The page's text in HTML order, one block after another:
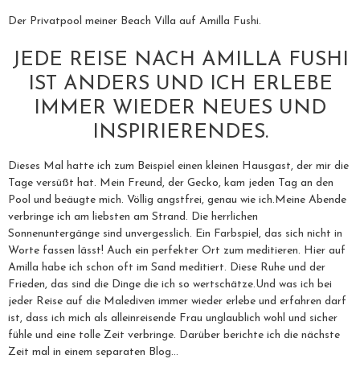
Der Privatpool meiner Beach Villa auf Amilla Fushi.
JEDE REISE NACH AMILLA FUSHI
IST ANDERS UND ICH ERLEBE
IMMER WIEDER NEUES UND
INSPIRIERENDES.
Dieses Mal hatte ich zum Beispiel einen kleinen Hausgast, der mir die
Tage versüßt hat. Mein Freund, der Gecko, kam jeden Tag an den
Pool und beäugte mich. Völlig angstfrei, genau wie ich.Meine Abende
verbringe ich am liebsten am Strand. Die herrlichen
Sonnenuntergänge sind unvergesslich. Ein Farbspiel, das sich nicht in
Worte fassen lässt! Auch ein perfekter Ort zum meditieren. Hier auf
Amilla habe ich schon oft im Sand meditiert. Diese Ruhe und der
Frieden, das sind die Dinge die ich so wertschätze.Und was ich bei
jeder Reise auf die Malediven immer wieder erlebe und erfahren darf
ist, dass ich mich als alleinreisende Frau unglaublich wohl und sicher
fühle und eine tolle Zeit verbringe. Darüber berichte ich die nächste
Zeit mal in einem separaten Blog…